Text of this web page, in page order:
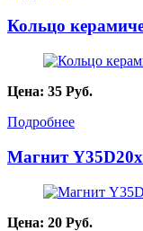
Кольцо
Цена: 35 Руб.
Подробнее
Магнит
Цена: 20 Руб.